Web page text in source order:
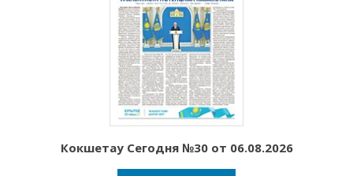
Кокшетау Сегодня №30 от 06.08.2026